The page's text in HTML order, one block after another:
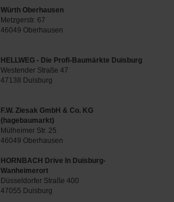
Würth Oberhausen
Metzgerstr. 67
46049 Oberhausen
HELLWEG - Die Profi-Baumärkte Duisburg
Westender Straße 47
47138 Duisburg
F.W. Ziesak GmbH & Co. KG
(hagebaumarkt)
Mülheimer Str. 25
46049 Oberhausen
HORNBACH Drive In Duisburg-
Wanheimerort
Düsseldorfer Straße 400
47055 Duisburg